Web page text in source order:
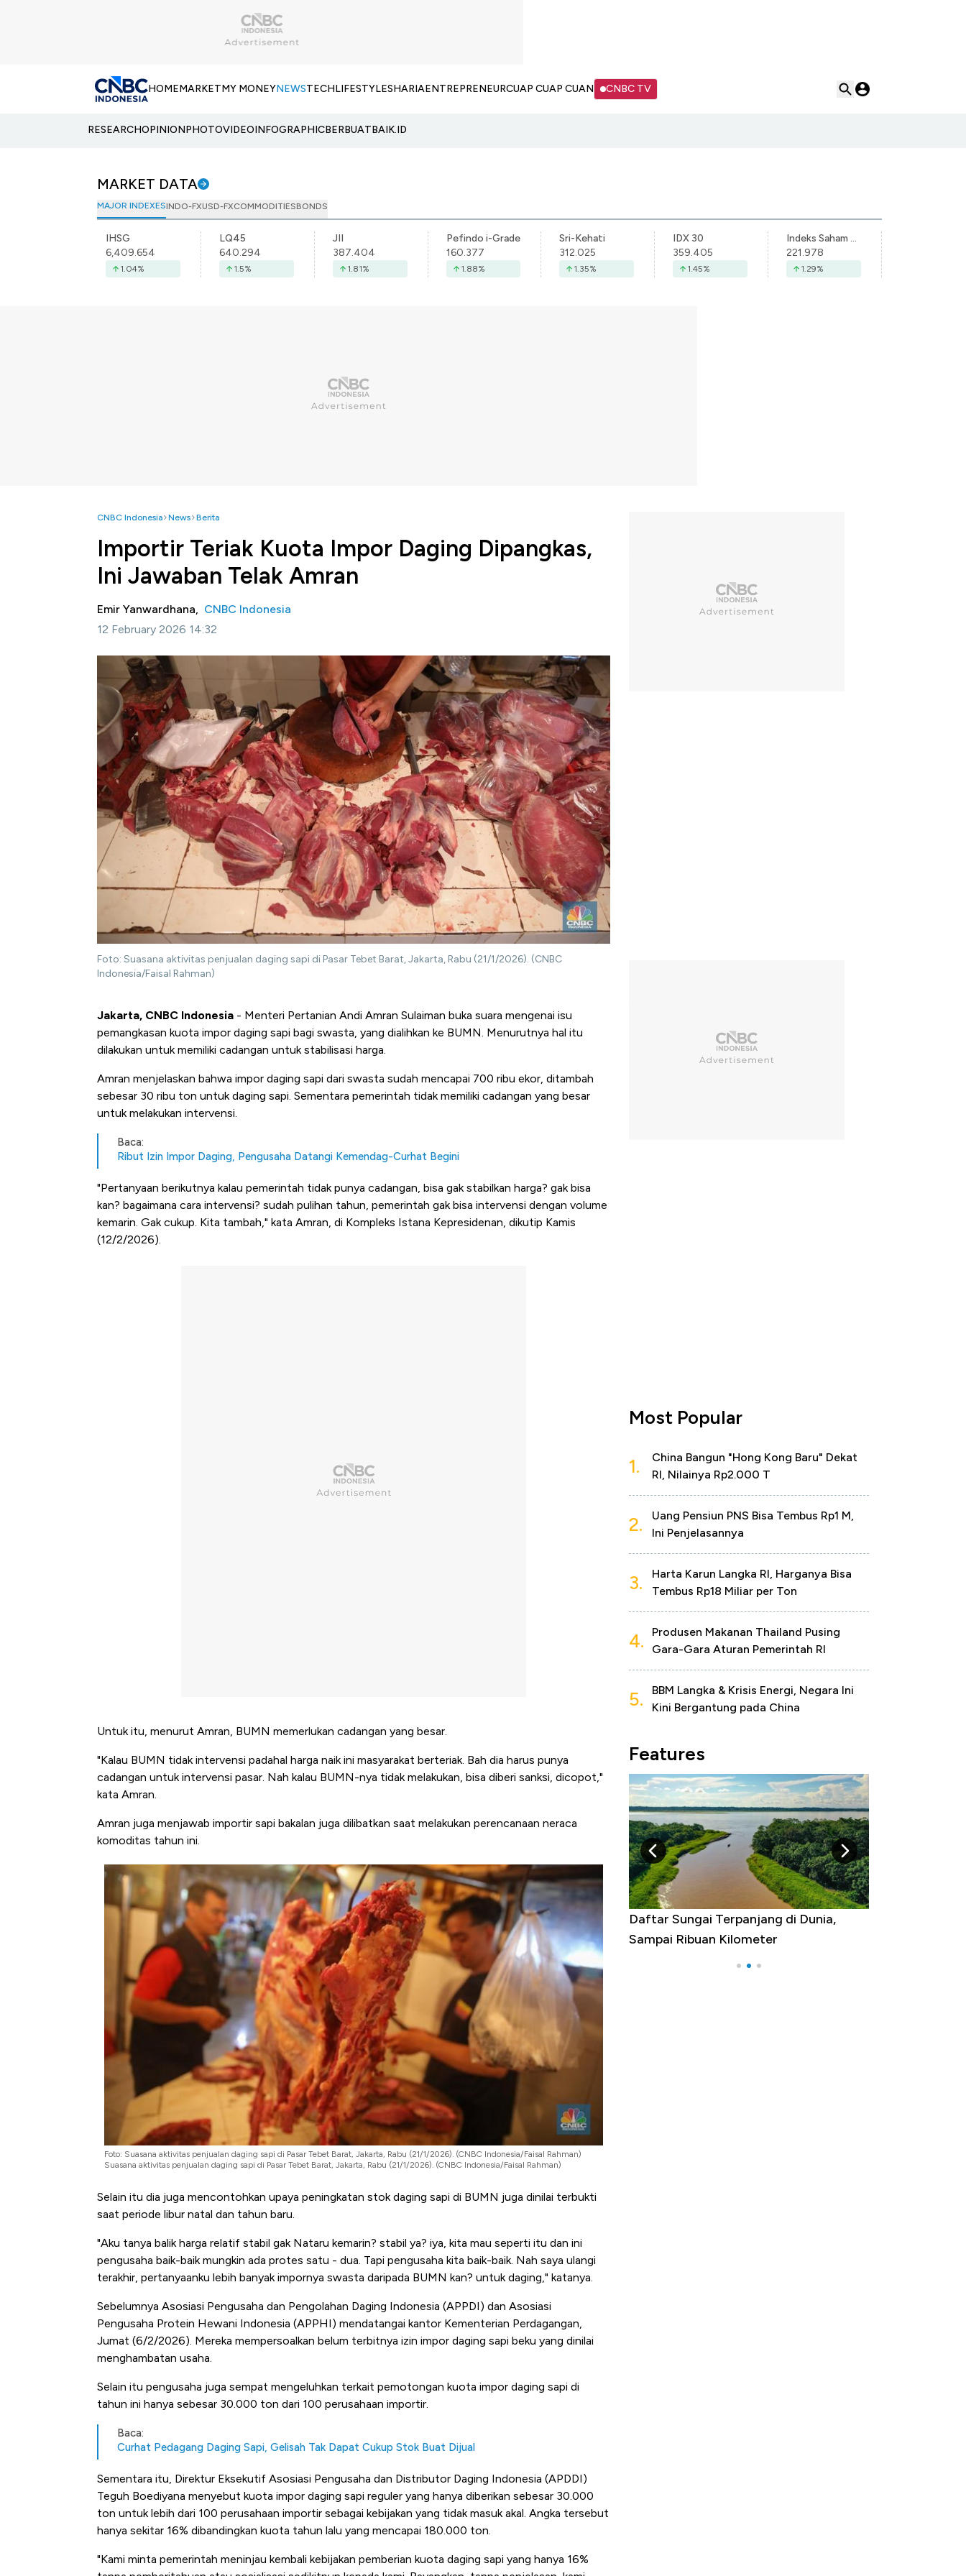
HOMEMARKETMY MONEYNEWSTECHLIFESTYLESHARIAENTREPRENEURCUAP CUAP CUAN CNBC TV
RESEARCHOPINIONPHOTOVIDEOINFOGRAPHICBERBUATBAIK.ID
MARKET DATA
MAJOR INDEXESINDO-FXUSD-FXCOMMODITIESBONDS
IHSG
6,409.654
1.04%
LQ45
640.294
1.5%
JII
387.404
1.81%
Pefindo i-Grade
160.377
1.88%
Sri-Kehati
312.025
1.35%
IDX 30
359.405
1.45%
Indeks Saham Syariah Indonesia
221.978
1.29%
CNBC Indonesia News Berita
Importir Teriak Kuota Impor Daging Dipangkas,
Ini Jawaban Telak Amran
Emir Yanwardhana, CNBC Indonesia
12 February 2026 14:32
Foto: Suasana aktivitas penjualan daging sapi di Pasar Tebet Barat, Jakarta, Rabu (21/1/2026). (CNBC
Indonesia/Faisal Rahman)
Jakarta, CNBC Indonesia - Menteri Pertanian Andi Amran Sulaiman buka suara mengenai isu
pemangkasan kuota impor daging sapi bagi swasta, yang dialihkan ke BUMN. Menurutnya hal itu
dilakukan untuk memiliki cadangan untuk stabilisasi harga.
Amran menjelaskan bahwa impor daging sapi dari swasta sudah mencapai 700 ribu ekor, ditambah
sebesar 30 ribu ton untuk daging sapi. Sementara pemerintah tidak memiliki cadangan yang besar
untuk melakukan intervensi.
Baca:
Ribut Izin Impor Daging, Pengusaha Datangi Kemendag-Curhat Begini
"Pertanyaan berikutnya kalau pemerintah tidak punya cadangan, bisa gak stabilkan harga? gak bisa
kan? bagaimana cara intervensi? sudah pulihan tahun, pemerintah gak bisa intervensi dengan volume
kemarin. Gak cukup. Kita tambah," kata Amran, di Kompleks Istana Kepresidenan, dikutip Kamis
(12/2/2026).
Untuk itu, menurut Amran, BUMN memerlukan cadangan yang besar.
"Kalau BUMN tidak intervensi padahal harga naik ini masyarakat berteriak. Bah dia harus punya
cadangan untuk intervensi pasar. Nah kalau BUMN-nya tidak melakukan, bisa diberi sanksi, dicopot,"
kata Amran.
Amran juga menjawab importir sapi bakalan juga dilibatkan saat melakukan perencanaan neraca
komoditas tahun ini.
Foto: Suasana aktivitas penjualan daging sapi di Pasar Tebet Barat, Jakarta, Rabu (21/1/2026). (CNBC Indonesia/Faisal Rahman)
Suasana aktivitas penjualan daging sapi di Pasar Tebet Barat, Jakarta, Rabu (21/1/2026). (CNBC Indonesia/Faisal Rahman)
Selain itu dia juga mencontohkan upaya peningkatan stok daging sapi di BUMN juga dinilai terbukti
saat periode libur natal dan tahun baru.
"Aku tanya balik harga relatif stabil gak Nataru kemarin? stabil ya? iya, kita mau seperti itu dan ini
pengusaha baik-baik mungkin ada protes satu - dua. Tapi pengusaha kita baik-baik. Nah saya ulangi
terakhir, pertanyaanku lebih banyak impornya swasta daripada BUMN kan? untuk daging," katanya.
Sebelumnya Asosiasi Pengusaha dan Pengolahan Daging Indonesia (APPDI) dan Asosiasi
Pengusaha Protein Hewani Indonesia (APPHI) mendatangai kantor Kementerian Perdagangan,
Jumat (6/2/2026). Mereka mempersoalkan belum terbitnya izin impor daging sapi beku yang dinilai
menghambatan usaha.
Selain itu pengusaha juga sempat mengeluhkan terkait pemotongan kuota impor daging sapi di
tahun ini hanya sebesar 30.000 ton dari 100 perusahaan importir.
Baca:
Curhat Pedagang Daging Sapi, Gelisah Tak Dapat Cukup Stok Buat Dijual
Sementara itu, Direktur Eksekutif Asosiasi Pengusaha dan Distributor Daging Indonesia (APDDI)
Teguh Boediyana menyebut kuota impor daging sapi reguler yang hanya diberikan sebesar 30.000
ton untuk lebih dari 100 perusahaan importir sebagai kebijakan yang tidak masuk akal. Angka tersebut
hanya sekitar 16% dibandingkan kuota tahun lalu yang mencapai 180.000 ton.
"Kami minta pemerintah meninjau kembali kebijakan pemberian kuota daging sapi yang hanya 16%
Most Popular
1.
China Bangun "Hong Kong Baru" Dekat
RI, Nilainya Rp2.000 T
2.
Uang Pensiun PNS Bisa Tembus Rp1 M,
Ini Penjelasannya
3.
Harta Karun Langka RI, Harganya Bisa
Tembus Rp18 Miliar per Ton
4.
Produsen Makanan Thailand Pusing
Gara-Gara Aturan Pemerintah RI
5.
BBM Langka & Krisis Energi, Negara Ini
Kini Bergantung pada China
Features
Begini Cara Korsel atasi Panas Tanpa AC
di Jaman Dulu
Daftar Sungai Terpanjang di Dunia,
Sampai Ribuan Kilometer